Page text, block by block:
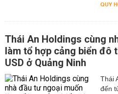
QUY
Thái An Holdings cùng
làm tổ hợp cảng biển đô
USD ở Quảng Ninh
Thái
đến